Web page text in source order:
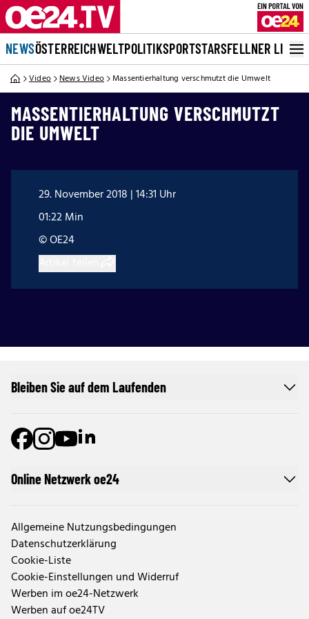
NEWSÖSTERREICHWELTPOLITIKSPORTSTARSFELLNER LIVE
Video News Video Massentierhaltung verschmutzt die Umwelt
MASSENTIERHALTUNG VERSCHMUTZT
DIE UMWELT
29. November 2018 | 14:31 Uhr
01:22 Min
© OE24
Online Netzwerk oe24
Allgemeine Nutzungsbedingungen
Datenschutzerklärung
Cookie-Liste
Cookie-Einstellungen und Widerruf
Werben im oe24-Netzwerk
Werben auf oe24TV
Bleiben Sie auf dem Laufenden